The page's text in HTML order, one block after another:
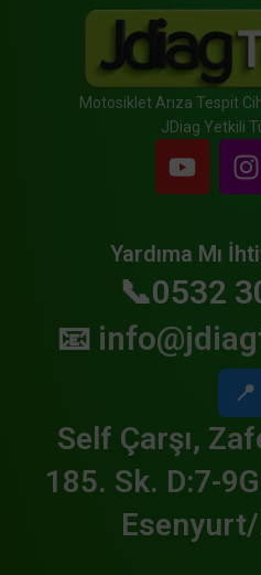
Motosiklet Arıza Tespit
JDiag Yetkili
Yardıma Mı
📞0532
📧
📍
Self Çarşı,
185. Sk. D:7-